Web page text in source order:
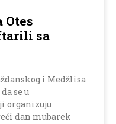
Otes
sa
i Medžlisa
se u
organizuju
dan mubarek